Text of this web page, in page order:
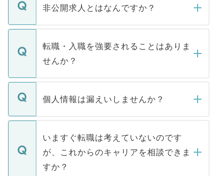
登録内容を確認し、その後メールもしくは
ます。通常、5営業日以内にはご連絡をせて
いただきますので、しばらくお待ちくださ
非公開求人とはなんですか？
マイナビDOCTORで取り扱っている求人の
うち約3割は、Webサイトからご覧いただ
けない「非公開求人」です。非公開求人は
下記の理由によって、一般には公開してい
ません。
■応募殺到を避けるため 人気のある医療機
関を公にしてしまうと、応募が殺到する場
に、医療機関が求める条件に合った人材の
みを人材紹介会社に依頼するケースが増え
ています。
転職・入職を強要されることはありま
せんか？
転職・入職を強要することは一切ありませ
ん。また、仮に応募先から内定をいただい
定を承諾する必要はありません。内定先へ
の辞退の連絡はキャリアパートナーが行い
個人情報は漏えいしませんか？
個人情報が漏えいすることはありませんの
で、ご安心ください。当サイトからの登録
などで収集したご登録者様の個人情報は、
ご本人のキャリアアップおよび転職活動の
支援を目的に使用いたします。お預かりし
いますぐ転職は考えていないのです
が、これからのキャリアを相談できま
すか？